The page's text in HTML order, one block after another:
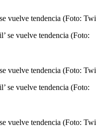
vuelve tendencia (Foto:
vuelve tendencia (Foto:
vuelve tendencia (Foto: